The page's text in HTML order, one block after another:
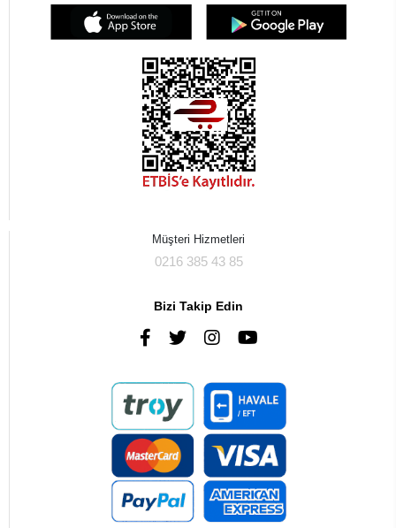
Müşteri Hizmetleri
0216 385 43 85
Bizi Takip Edin